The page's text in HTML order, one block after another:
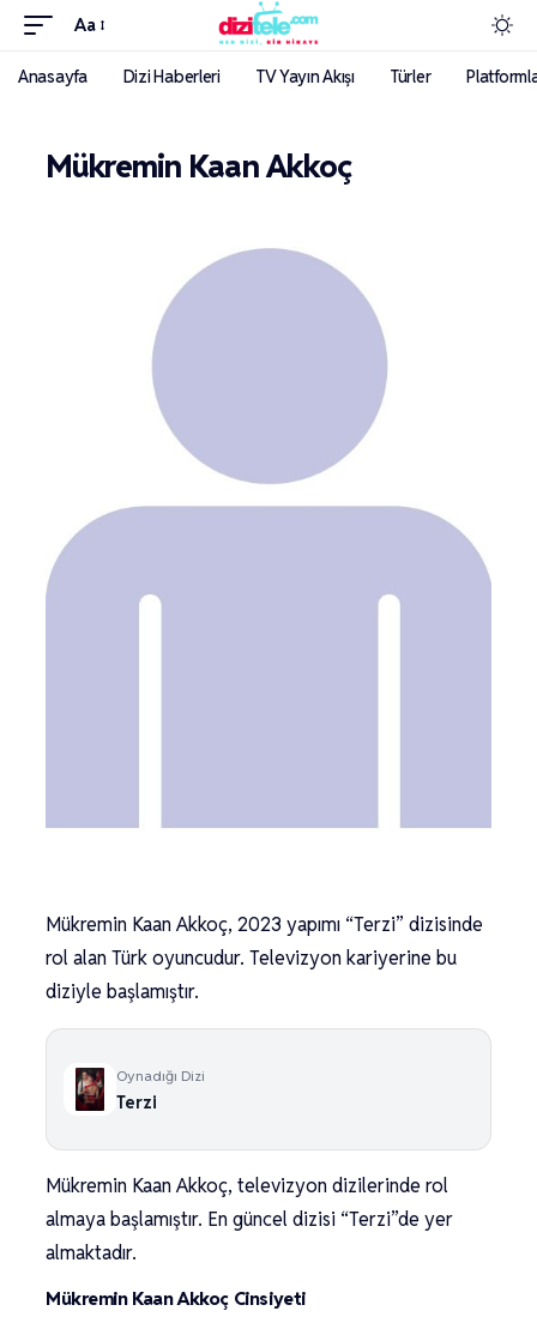
Aa
Anasayfa Dizi Haberleri TV Yayın Akışı Türler
Mükremin Kaan Akkoç
Mükremin Kaan Akkoç, 2023 yapımı “Terzi” dizisinde
rol alan Türk oyuncudur. Televizyon kariyerine bu
diziyle başlamıştır.
Oynadığı Dizi
Terzi
Mükremin Kaan Akkoç, televizyon dizilerinde rol
almaya başlamıştır. En güncel dizisi “Terzi”de yer
almaktadır.
Mükremin Kaan Akkoç Cinsiyeti